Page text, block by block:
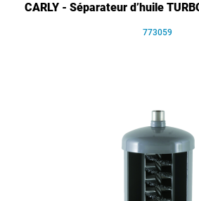
CARLY - Séparateur d’huile
773059